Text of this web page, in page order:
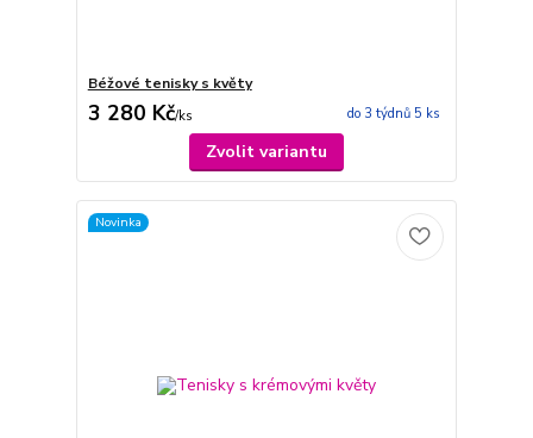
Béžové tenisky s květy
3 280 Kč/ks do 3 týdnů 5 ks
Zvolit variantu
Novinka